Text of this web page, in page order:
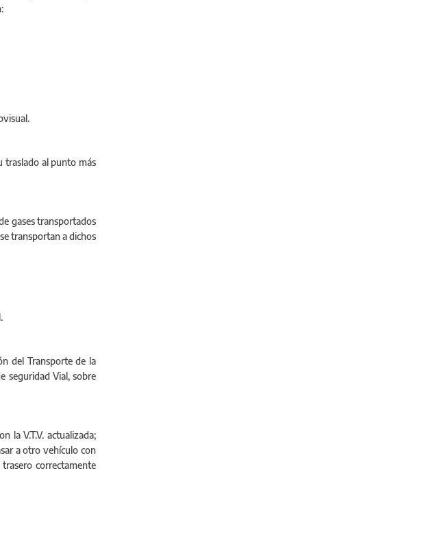
traslado al punto más
gases transportados
transportan a dichos
del Transporte de la
seguridad Vial, sobre
la V.T.V. actualizada;
a otro vehículo con
correctamente